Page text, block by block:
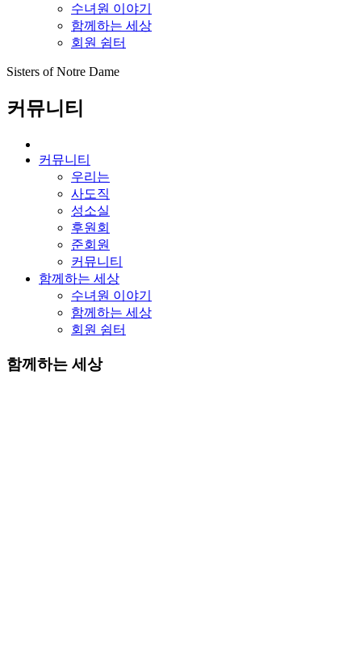
수녀원 이야기
함께하는 세상
회원 쉼터
Sisters of Notre Dame
커뮤니티
커뮤니티
우리는
사도직
성소실
후원회
준회원
커뮤니티
함께하는 세상
수녀원 이야기
함께하는 세상
회원 쉼터
함께하는 세상